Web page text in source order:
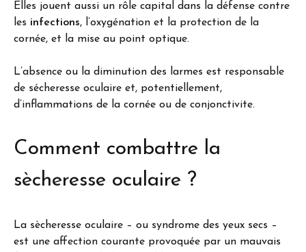
Elles jouent aussi un rôle capital dans la défense contre
les infections, l’oxygénation et la protection de la
cornée, et la mise au point optique.
L’absence ou la diminution des larmes est responsable
de sécheresse oculaire et, potentiellement,
d’inflammations de la cornée ou de conjonctivite.
Comment combattre la
sècheresse oculaire ?
La sècheresse oculaire – ou syndrome des yeux secs –
est une affection courante provoquée par un mauvais